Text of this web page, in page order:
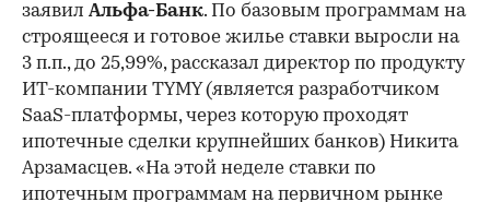
заявил Альфа-Банк. По базовым программам на
строящееся и готовое жилье ставки выросли на
3 п.п., до 25,99%, рассказал директор по продукту
ИТ-компании TYMY (является разработчиком
SaaS-платформы, через которую проходят
ипотечные сделки крупнейших банков) Никита
Арзамасцев. «На этой неделе ставки по
ипотечным программам на первичном рынке